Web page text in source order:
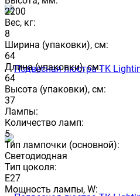
2200
Вес, кг:
8
Ширина (упаковки), см:
64
Длина (упаковки), см:
64
Высота (упаковки), см:
37
Лампы:
Количество ламп:
5
Тип лампочки (основной):
Светодиодная
Тип цоколя:
E27
Мощность лампы, W: